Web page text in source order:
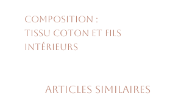
Composition :
Tissu coton et fils
intérieurs
Articles similaires